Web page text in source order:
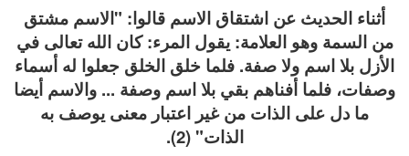
أثناء الحديث عن اشتقاق الاسم قالوا: "الاسم مشتق
من السمة وهو العلامة: يقول المرء: كان الله تعالى في
الأزل بلا اسم ولا صفة. فلما خلق الخلق جعلوا له أسماء
وصفات، فلما أفناهم بقي بلا اسم وصفة ... والاسم أيضا
ما دل على الذات من غير اعتبار معنى يوصف به
الذات" (2).